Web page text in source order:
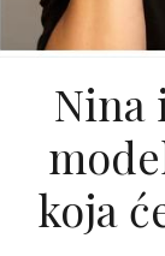
Nina
koja